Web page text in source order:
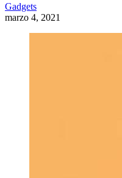
Gadgets
marzo 4, 2021